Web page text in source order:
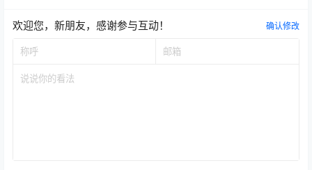
欢迎您，新朋友，感谢参与互动！ 确认修改